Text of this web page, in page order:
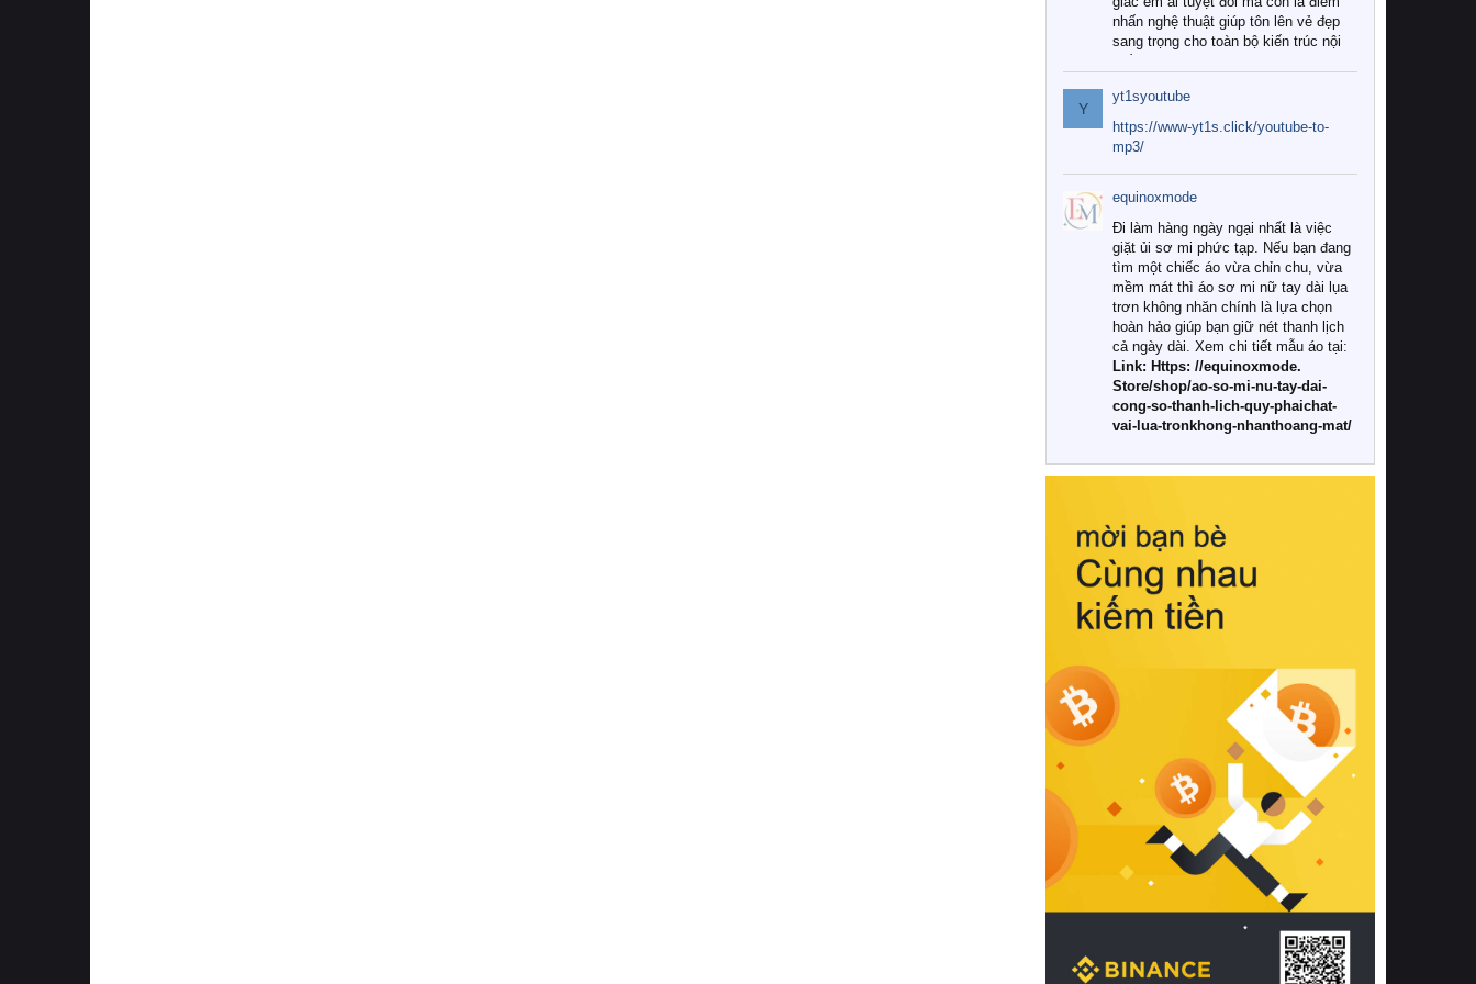
nhấn nghệ thuật giúp tôn lên vẻ đẹp
sang trọng cho toàn bộ kiến trúc nội
Tuy nhiên, giữa thị trường đa dạng
với vô vàn thương hiệu và mẫu mã
như hiện nay, làm thế nào để chọn
được những bộ chăn ga gối đệm cao
cấp thực sự chất lượng, phù hợp với
khí hậu và nhu cầu sử dụng của gia
đình? Hãy cùng chúng tôi đi tìm lời
giải đáp chi tiết qua bài viết dưới đây.
1. Tại sao các gia đình hiện đại lại ưa
chuộng chăn ga gối đệm cao cấp?
Khác với các dòng sản phẩm thông
thường, những bộ chăn ga gối đệm
cao cấp trải qua quy trình sản xuất
nghiêm ngặt từ khâu chọn lọc nguyên
liệu tự nhiên đến công nghệ dệt
nhuộm hiện đại không chứa hóa chất
này, bạn sẽ cảm nhận rõ rệt sự khác
hồi chuẩn xác của phần đệm nâng đỡ
cột sống.
Bên cạnh đó, việc lựa chọn các dòng
sản phẩm đạt chuẩn chất lượng quốc
tế còn giúp ngăn ngừa tình trạng kích
khuẩn và nấm mốc trong điều kiện
thời tiết nóng ẩm. Bạn có thể tìm hiểu
thêm các nghiên cứu khoa học về tác
động của giấc ngủ và môi trường
phòng ngủ đối với sức khỏe con
người tại Sleep Foundation (External
Link) để có cái nhìn toàn diện hơn.
2. Các tiêu chí vàng khi lựa chọn
chăn ga gối đệm cao cấp cho phòng
ngủ
Để sở hữu một bộ chăn ga gối đệm
cao cấp hoàn hảo cả về thẩm mỹ lẫn
công năng, người tiêu dùng cần cân
nhắc kỹ lưỡng các tiêu chí quan trọng
Y
yt1syoutube
https://www-yt1s.click/youtube-to-
mp3/
equinoxmode
Đi làm hàng ngày ngại nhất là việc
giặt ủi sơ mi phức tạp. Nếu bạn đang
tìm một chiếc áo vừa chỉn chu, vừa
mềm mát thì áo sơ mi nữ tay dài lụa
trơn không nhăn chính là lựa chọn
hoàn hảo giúp bạn giữ nét thanh lịch
cả ngày dài. Xem chi tiết mẫu áo tại:
Link: Https: //equinoxmode.
Store/shop/ao-so-mi-nu-tay-dai-
cong-so-thanh-lich-quy-phaichat-
vai-lua-tronkhong-nhanthoang-mat/